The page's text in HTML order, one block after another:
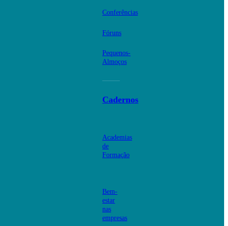
Conferências
Fóruns
Pequenos-
Almoços
Cadernos
Academias
de
Formação
Bem-
estar
nas
empresas